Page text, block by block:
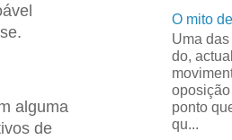
alguma
de
O mito
Uma
do,
oposição
ponto
qu...